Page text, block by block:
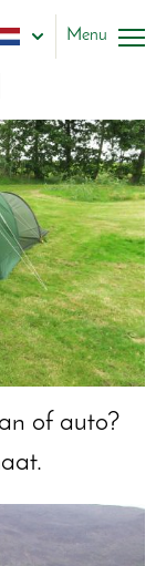
Menu
Dutch
of auto?